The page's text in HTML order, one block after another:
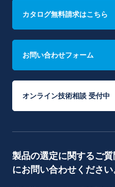
カタログ無料請求はこちら
お問い合わせフォーム
オンライン技術相談 受付中
製品の選定に関するご
にお問い合わせください